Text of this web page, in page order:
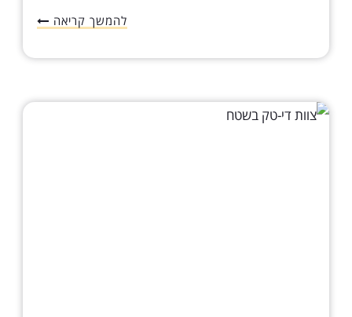
להמשך קריאה